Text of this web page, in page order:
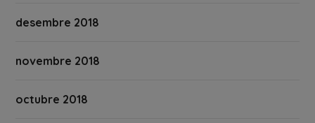
desembre 2018
novembre 2018
octubre 2018